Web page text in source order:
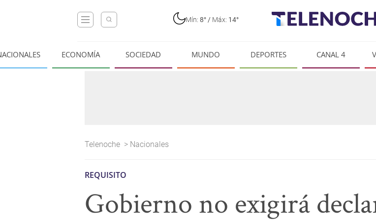
Mín: 8° / Máx: 14°
ECONOMÍA SOCIEDAD MUNDO DEPORTES CANAL 4
Telenoche > Nacionales
REQUISITO
Gobierno no exigirá